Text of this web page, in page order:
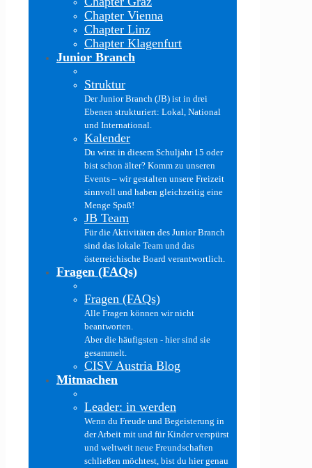
Chapter Vienna
Chapter Linz
Chapter Klagenfurt
Junior Branch
Struktur
Der Junior Branch (JB) ist in drei
Ebenen strukturiert: Lokal, National
und International.
Kalender
Du wirst in diesem Schuljahr 15 oder
bist schon älter? Komm zu unseren
Events – wir gestalten unsere Freizeit
sinnvoll und haben gleichzeitig eine
Menge Spaß!
JB Team
Für die Aktivitäten des Junior Branch
sind das lokale Team und das
österreichische Board verantwortlich.
Fragen (FAQs)
Fragen (FAQs)
Alle Fragen können wir nicht
beantworten.
Aber die häufigsten - hier sind sie
gesammelt.
CISV Austria Blog
Mitmachen
Leader: in werden
Wenn du Freude und Begeisterung in
der Arbeit mit und für Kinder verspürst
und weltweit neue Freundschaften
schließen möchtest, bist du hier genau